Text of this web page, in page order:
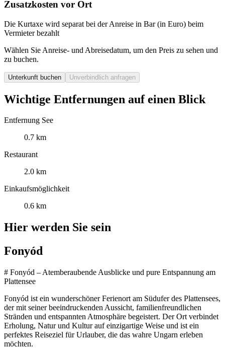
Zusatzkosten vor Ort
Die Kurtaxe wird separat bei der Anreise in Bar (in Euro) beim
Vermieter bezahlt
Wählen Sie Anreise- und Abreisedatum, um den Preis zu sehen und
zu buchen.
Unterkunft buchen Unverbindlich anfragen
Wichtige Entfernungen auf einen Blick
Entfernung See
0.7 km
Restaurant
2.0 km
Einkaufsmöglichkeit
0.6 km
Hier werden Sie sein
Fonyód
# Fonyód – Atemberaubende Ausblicke und pure Entspannung am
Plattensee
Fonyód ist ein wunderschöner Ferienort am Südufer des Plattensees,
der mit seiner beeindruckenden Aussicht, familienfreundlichen
Stränden und entspannten Atmosphäre begeistert. Der Ort verbindet
Erholung, Natur und Kultur auf einzigartige Weise und ist ein
perfektes Reiseziel für Urlauber, die das wahre Ungarn erleben
möchten.